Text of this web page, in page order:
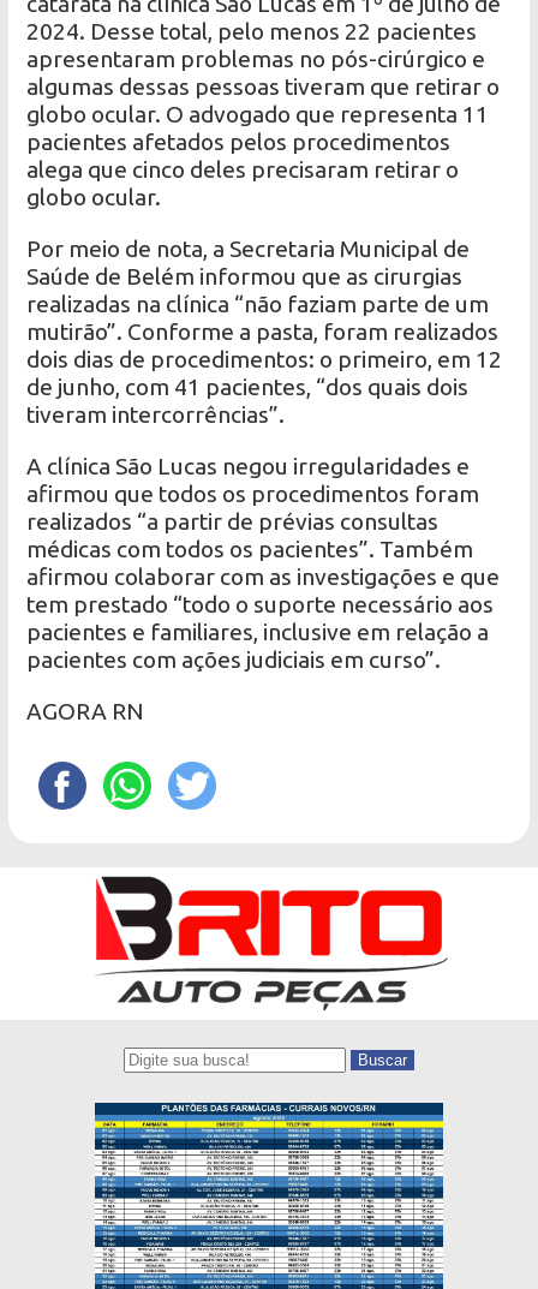
2024. Desse total, pelo menos 22 pacientes
apresentaram problemas no pós-cirúrgico e
algumas dessas pessoas tiveram que retirar o
globo ocular. O advogado que representa 11
pacientes afetados pelos procedimentos
alega que cinco deles precisaram retirar o
globo ocular.
Por meio de nota, a Secretaria Municipal de
Saúde de Belém informou que as cirurgias
realizadas na clínica “não faziam parte de um
mutirão”. Conforme a pasta, foram realizados
dois dias de procedimentos: o primeiro, em 12
de junho, com 41 pacientes, “dos quais dois
tiveram intercorrências”.
A clínica São Lucas negou irregularidades e
afirmou que todos os procedimentos foram
realizados “a partir de prévias consultas
médicas com todos os pacientes”. Também
afirmou colaborar com as investigações e que
tem prestado “todo o suporte necessário aos
pacientes e familiares, inclusive em relação a
pacientes com ações judiciais em curso”.
AGORA RN
Buscar